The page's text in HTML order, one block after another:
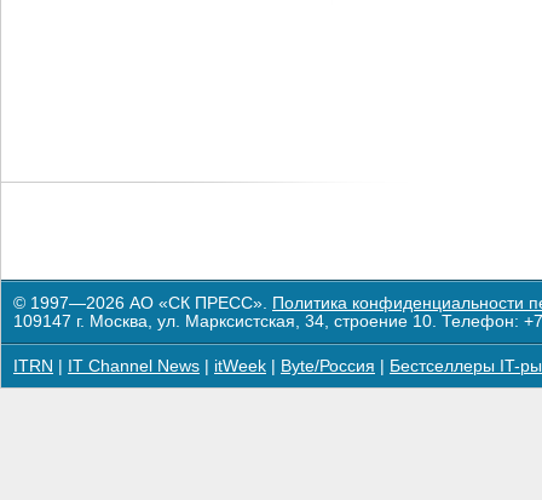
© 1997—2026 АО «СК ПРЕСС». Политика конфиденциальности
109147 г. Москва, ул. Марксистская, 34, строение 10. Телефон:
ITRN IT Channel News itWeek Byte/Россия Бестселлеры IT-